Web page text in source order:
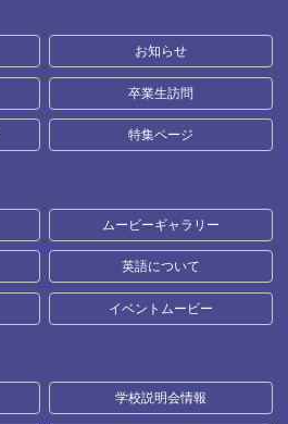
お知らせ
卒業生訪問
特集ページ
ムービーギャラリー
英語について
イベントムービー
学校説明会情報